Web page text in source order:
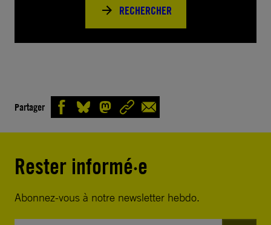
RECHERCHER
Partager
Rester informé·e
Abonnez-vous à notre newsletter hebdo.